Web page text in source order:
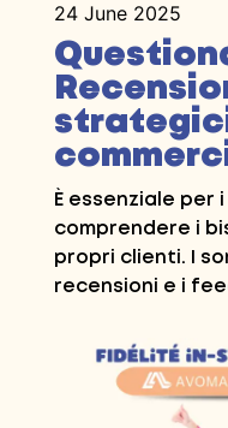
24 June 2025
strategici
È essenziale per
comprendere i
propri clienti. I
recensioni e i